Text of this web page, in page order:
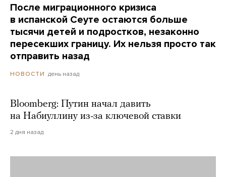
После миграционного кризиса
в испанской Сеуте остаются больше
тысячи детей и подростков, незаконно
пересекших границу. Их нельзя просто так
отправить назад
НОВОСТИ день назад
Bloomberg: Путин начал давить
на Набиуллину из-за ключевой ставки
2 дня назад